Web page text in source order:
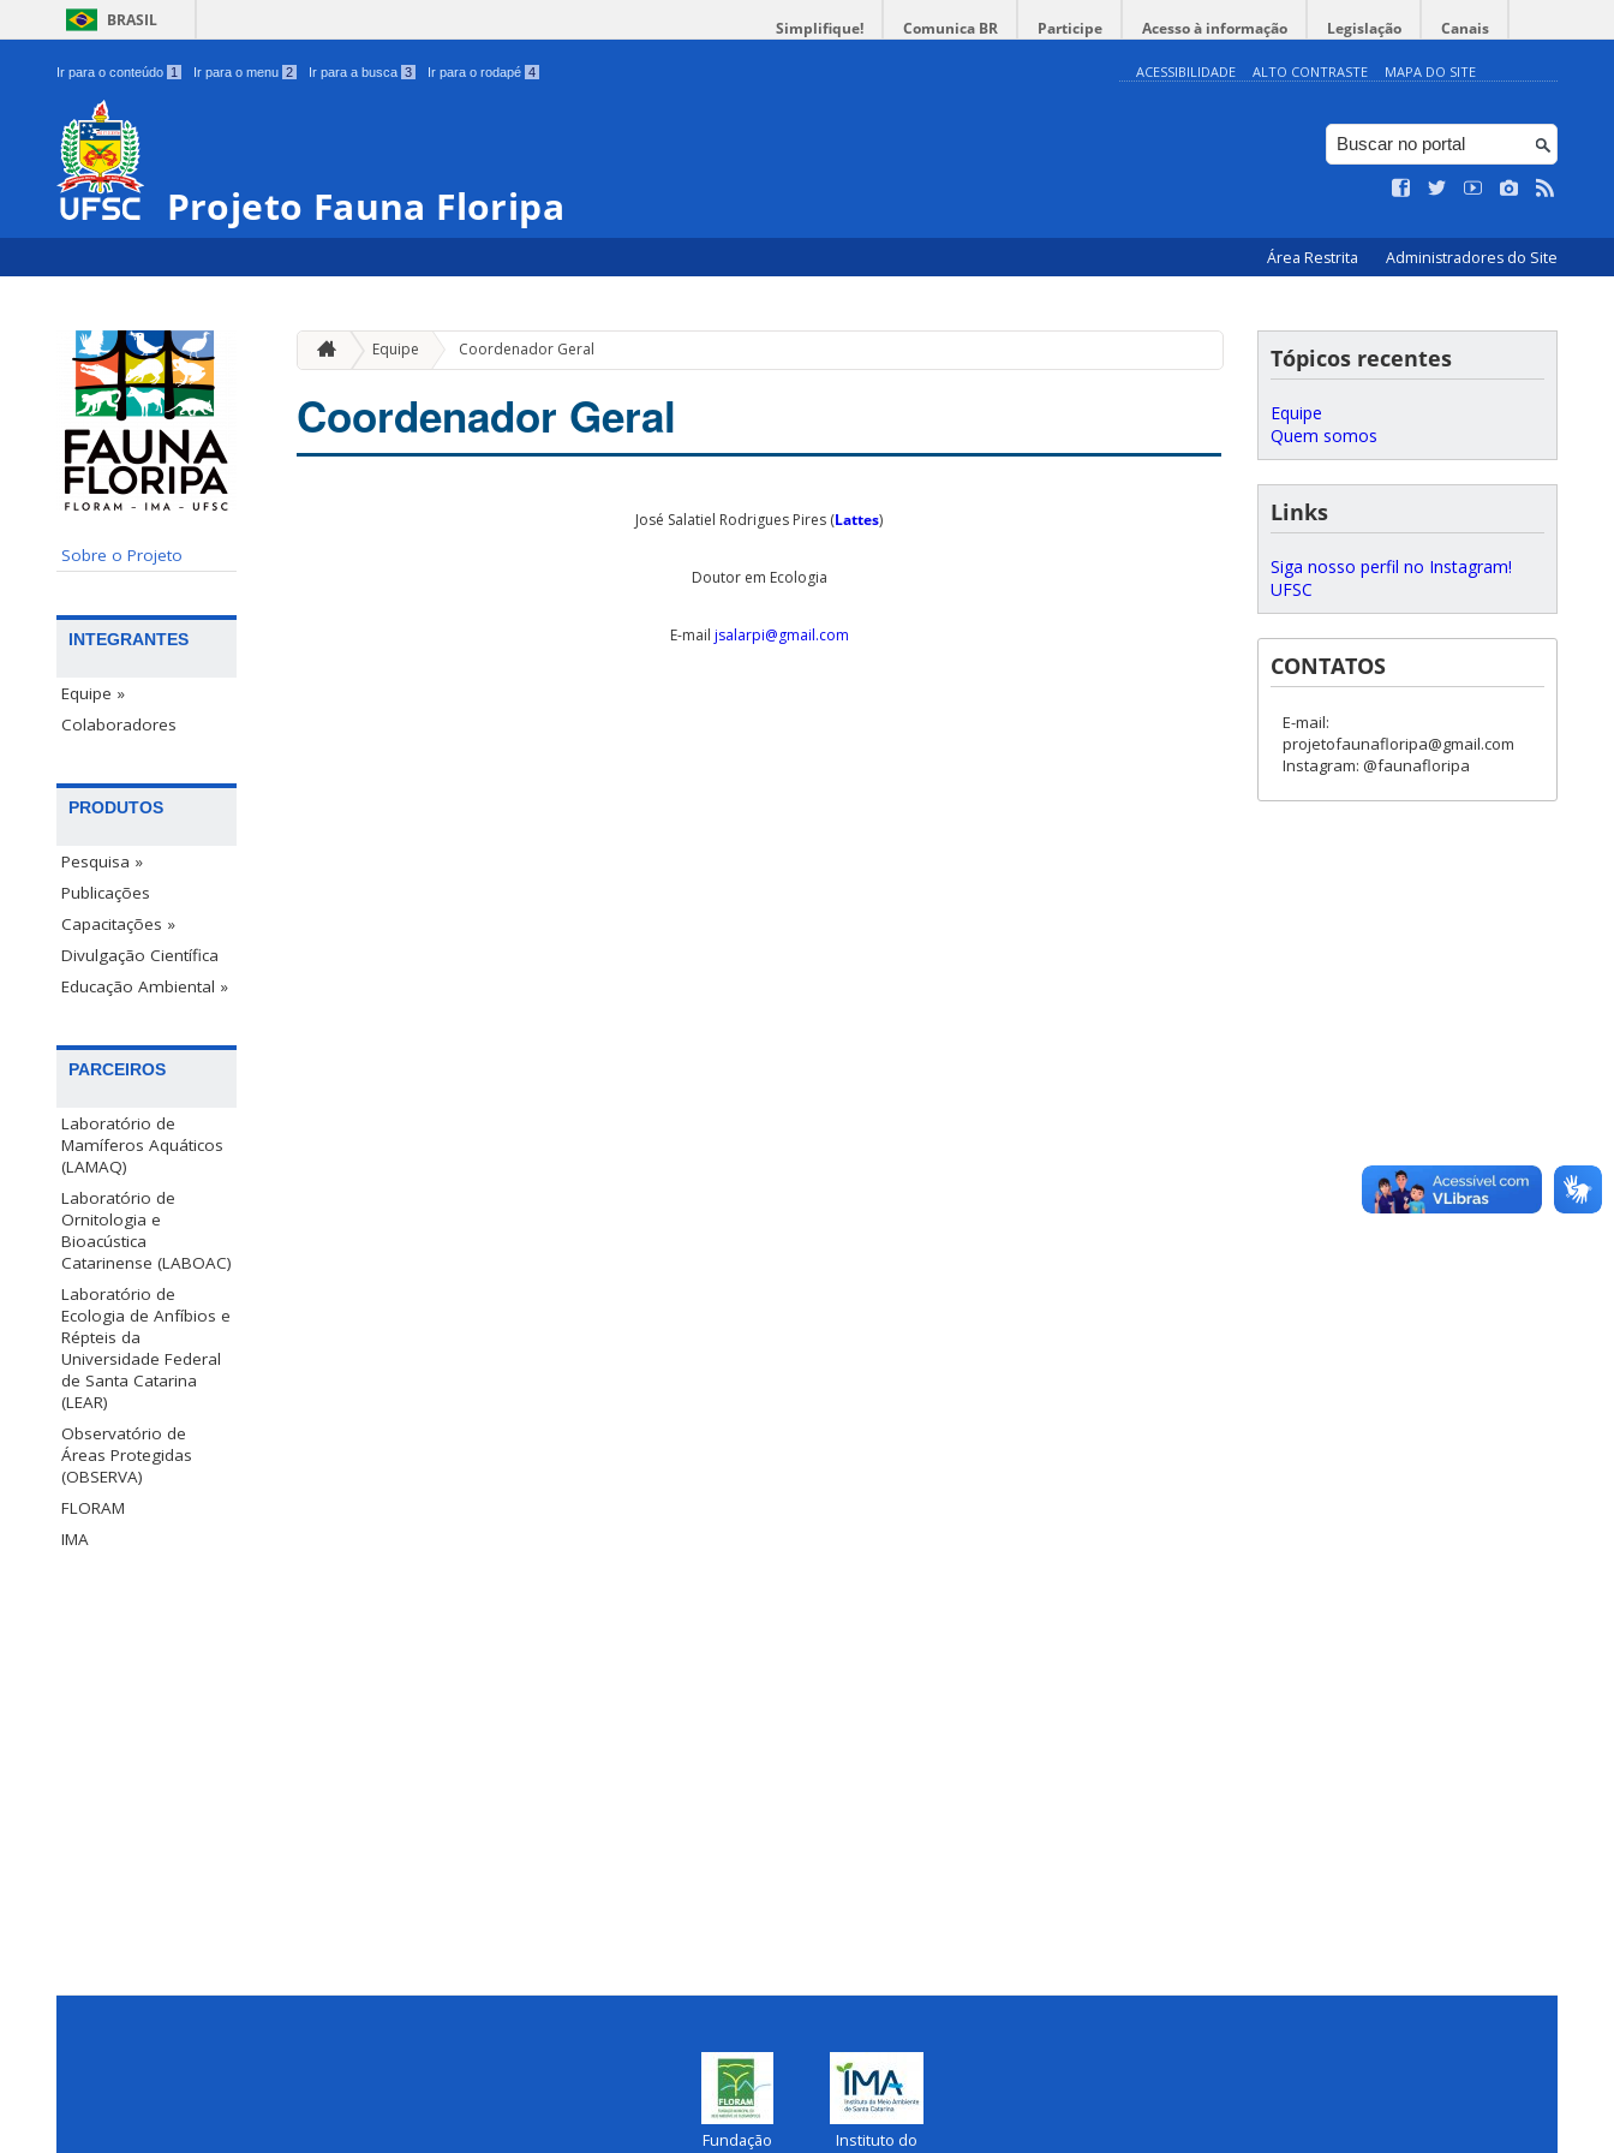
BRASIL Simplifique! Comunica BR Participe Acesso à informação Legislação Canais
Ir para o conteúdo 1 Ir para o menu 2 Ir para a busca 3 Ir para o rodapé 4 ACESSIBILIDADE ALTO CONTRASTE MAPA DO SITE
Projeto Fauna Floripa
Área Restrita Administradores do Site
Sobre o Projeto
INTEGRANTES
Equipe »
Colaboradores
PRODUTOS
Pesquisa »
Publicações
Capacitações »
Divulgação Científica
Educação Ambiental »
PARCEIROS
Laboratório de
Mamíferos Aquáticos
(LAMAQ)
Laboratório de
Ornitologia e
Bioacústica
Catarinense (LABOAC)
Laboratório de
Ecologia de Anfíbios e
Répteis da
Universidade Federal
de Santa Catarina
(LEAR)
Observatório de
Áreas Protegidas
(OBSERVA)
FLORAM
IMA
Equipe Coordenador Geral
Coordenador Geral
José Salatiel Rodrigues Pires (Lattes)
Doutor em Ecologia
E-mail jsalarpi@gmail.com
Tópicos recentes
Equipe
Quem somos
Links
Siga nosso perfil no Instagram!
UFSC
CONTATOS
E-mail:
projetofaunafloripa@gmail.com
Instagram: @faunafloripa
Fundação
Instituto do